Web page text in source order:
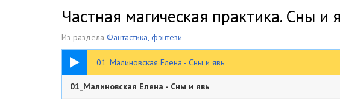
Частная магическая практика. Сны и
Из раздела Фантастика, фэнтези
01_Малиновская Елена - Сны и явь
14:10
01_Малиновская Елена - Сны и явь